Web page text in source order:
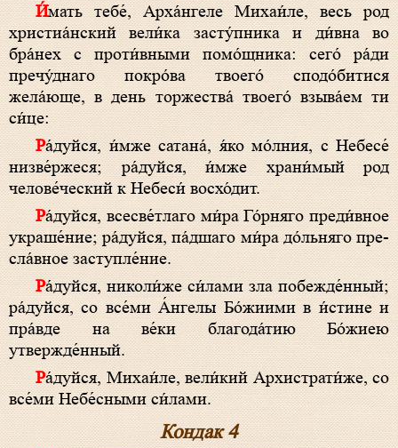
И́мать те­бе́, Арха́нгеле Михаи́ле, весь род
христиа́нский вели́ка за­сту́п­ни­ка и ди́вна во
бра́нех с проти́вными по­мо́щ­ни­ка: се­го́ ра́­ди
пречу́днаго покро́ва тво­его́ спо­до́­би­ти­ся
жела́юще, в день торжества́ тво­его́ взы­ва́­ем ти
си́­це:
Ра́­дуй­ся, и́м­же са­та­на́, я́ко мо́лния, с Не­бе­се́
низве́ржеся; ра́­дуй­ся, и́м­же храни́мый род
челове́ческий к Не­бе­си́ вос­хо́­дит.
Ра́­дуй­ся, всесве́тлаго ми́­ра Го́р­ня­го преди́вное
укра­ше́­ние; ра́­дуй­ся, па́д­ша­го ми́­ра до́ль­ня­го пре­
сла́в­ное за­ступ­ле́­ние.
Ра́­дуй­ся, николи́же си́лами зла побежде́нный;
ра́­дуй­ся, со все́­ми А́н­ге­лы Бо́­жи­ими в и́стине и
пра́вде на ве́­ки бла­го­да́­тию Бо́­жиею
утвержде́нный.
Ра́­дуй­ся, Михаи́ле, ве­ли́­кий Архистрати́же, со
все́­ми Небе́сными си́лами.
Кондак 4